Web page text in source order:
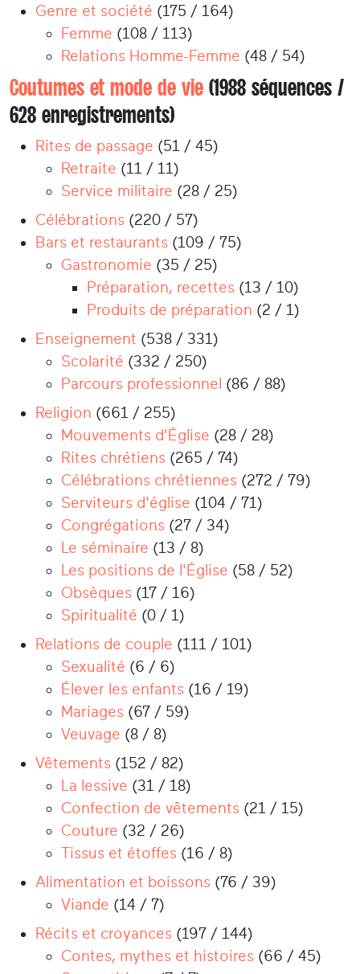
Genre et société (175 / 164)
Femme (108 / 113)
Relations Homme-Femme (48 / 54)
Coutumes et mode de vie (1988 séquences /
628 enregistrements)
Rites de passage (51 / 45)
Retraite (11 / 11)
Service militaire (28 / 25)
Célébrations (220 / 57)
Bars et restaurants (109 / 75)
Gastronomie (35 / 25)
Préparation, recettes (13 / 10)
Produits de préparation (2 / 1)
Enseignement (538 / 331)
Scolarité (332 / 250)
Parcours professionnel (86 / 88)
Religion (661 / 255)
Mouvements d'Église (28 / 28)
Rites chrétiens (265 / 74)
Célébrations chrétiennes (272 / 79)
Serviteurs d'église (104 / 71)
Congrégations (27 / 34)
Le séminaire (13 / 8)
Les positions de l'Église (58 / 52)
Obsèques (17 / 16)
Spiritualité (0 / 1)
Relations de couple (111 / 101)
Sexualité (6 / 6)
Élever les enfants (16 / 19)
Mariages (67 / 59)
Veuvage (8 / 8)
Vêtements (152 / 82)
La lessive (31 / 18)
Confection de vêtements (21 / 15)
Couture (32 / 26)
Tissus et étoffes (16 / 8)
Alimentation et boissons (76 / 39)
Viande (14 / 7)
Récits et croyances (197 / 144)
Contes, mythes et histoires (66 / 45)